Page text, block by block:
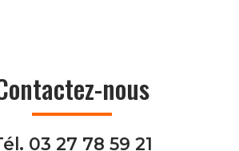
nous
03 27 78 59 21